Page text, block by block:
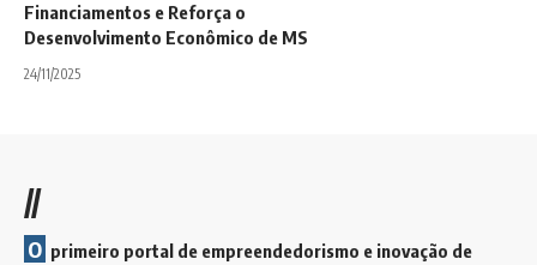
Financiamentos e Reforça o
Desenvolvimento Econômico de MS
24/11/2025
//
O primeiro portal de empreendedorismo e inovação de